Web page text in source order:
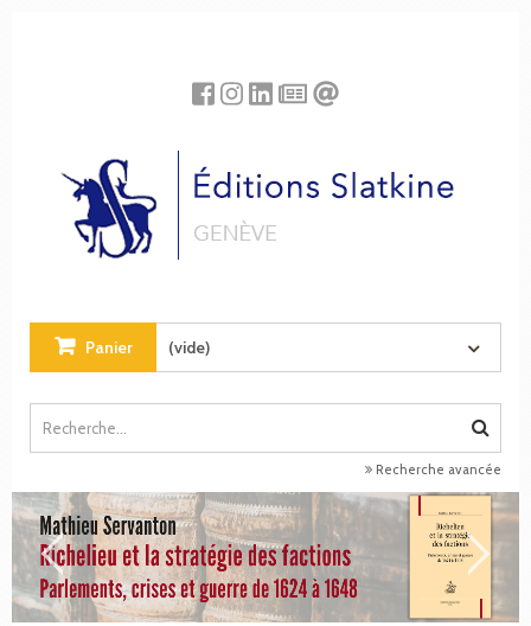
Panier (vide)
Recherche avancée